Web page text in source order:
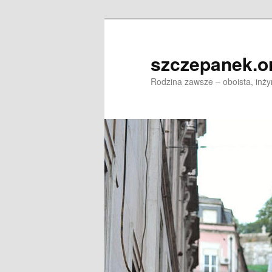
Rodzina zawsze – oboista,